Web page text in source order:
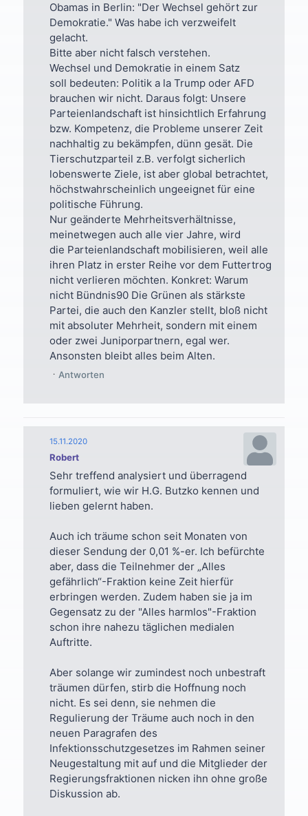
Obamas in Berlin: "Der Wechsel gehört zur
Demokratie." Was habe ich verzweifelt
gelacht.
Bitte aber nicht falsch verstehen.
Wechsel und Demokratie in einem Satz
soll bedeuten: Politik a la Trump oder AFD
brauchen wir nicht. Daraus folgt: Unsere
Parteienlandschaft ist hinsichtlich Erfahrung
bzw. Kompetenz, die Probleme unserer Zeit
nachhaltig zu bekämpfen, dünn gesät. Die
Tierschutzparteil z.B. verfolgt sicherlich
lobenswerte Ziele, ist aber global betrachtet,
höchstwahrscheinlich ungeeignet für eine
politische Führung.
Nur geänderte Mehrheitsverhältnisse,
meinetwegen auch alle vier Jahre, wird
die Parteienlandschaft mobilisieren, weil alle
ihren Platz in erster Reihe vor dem Futtertrog
nicht verlieren möchten. Konkret: Warum
nicht Bündnis90 Die Grünen als stärkste
Partei, die auch den Kanzler stellt, bloß nicht
mit absoluter Mehrheit, sondern mit einem
oder zwei Juniporpartnern, egal wer.
Ansonsten bleibt alles beim Alten.
Antworten
Robert
15.11.2020
Sehr treffend analysiert und überragend
formuliert, wie wir H.G. Butzko kennen und
lieben gelernt haben.
Auch ich träume schon seit Monaten von
dieser Sendung der 0,01 %-er. Ich befürchte
aber, dass die Teilnehmer der „Alles
gefährlich“-Fraktion keine Zeit hierfür
erbringen werden. Zudem haben sie ja im
Gegensatz zu der "Alles harmlos"-Fraktion
schon ihre nahezu täglichen medialen
Auftritte.
Aber solange wir zumindest noch unbestraft
träumen dürfen, stirb die Hoffnung noch
nicht. Es sei denn, sie nehmen die
Regulierung der Träume auch noch in den
neuen Paragrafen des
Infektionsschutzgesetzes im Rahmen seiner
Neugestaltung mit auf und die Mitglieder der
Regierungsfraktionen nicken ihn ohne große
Diskussion ab.